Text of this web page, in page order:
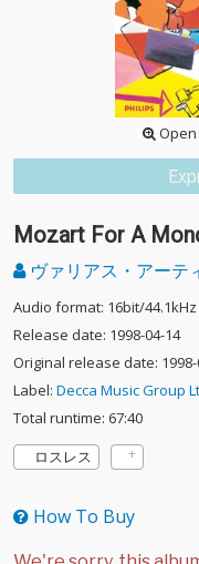
Mozart For A
ヴァリアス・アーテ
Audio format: 16bit/44.1kHz
Release date: 1998-04-14
Original release date: 1998-
Label: Decca Music Group
Total runtime: 67:40
ロスレス
How To Buy